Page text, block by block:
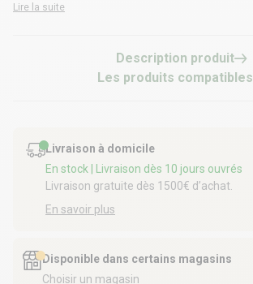
Lire la suite
Description produit
Les produits compatibles
Livraison à domicile
En stock
| Livraison dès 10 jours ouvrés
Livraison gratuite dès 1500€ d’achat.
En savoir plus
Disponible dans certains magasins
Choisir un magasin